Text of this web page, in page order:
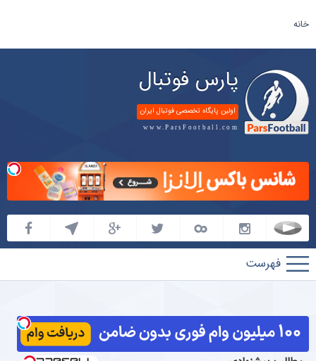
خانه
پارس فوتبال
اولین پایگاه تخصصی فوتبال ایران
www.ParsFootball.com
پارس
فوتبال